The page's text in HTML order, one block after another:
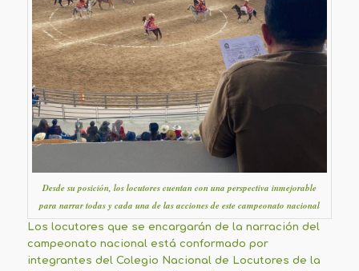
Desde su posición, los locutores cuentan con una perspectiva inmejorable
para narrar todas y cada una de las acciones de este campeonato nacional
Los locutores que se encargarán de la narración del
campeonato nacional está conformado por
integrantes del Colegio Nacional de Locutores de la